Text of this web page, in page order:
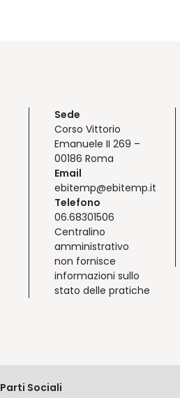
Sede
Corso Vittorio
Emanuele II 269 –
00186 Roma
Email
ebitemp@ebitemp.it
Telefono
06.68301506
Centralino
amministrativo
non fornisce
informazioni sullo
stato delle pratiche
Parti Sociali